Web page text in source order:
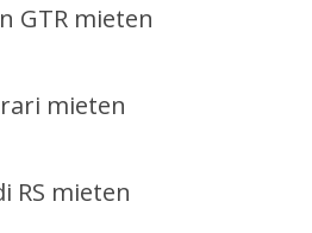
GTR mieten
mieten
RS mieten